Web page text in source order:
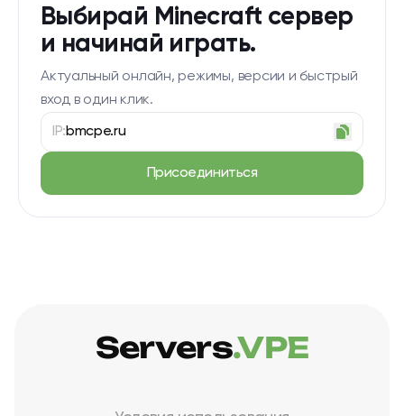
Выбирай Minecraft сервер
и начинай играть.
Актуальный онлайн, режимы, версии и быстрый
вход в один клик.
IP:bmcpe.ru
Присоединиться
Servers.VPE